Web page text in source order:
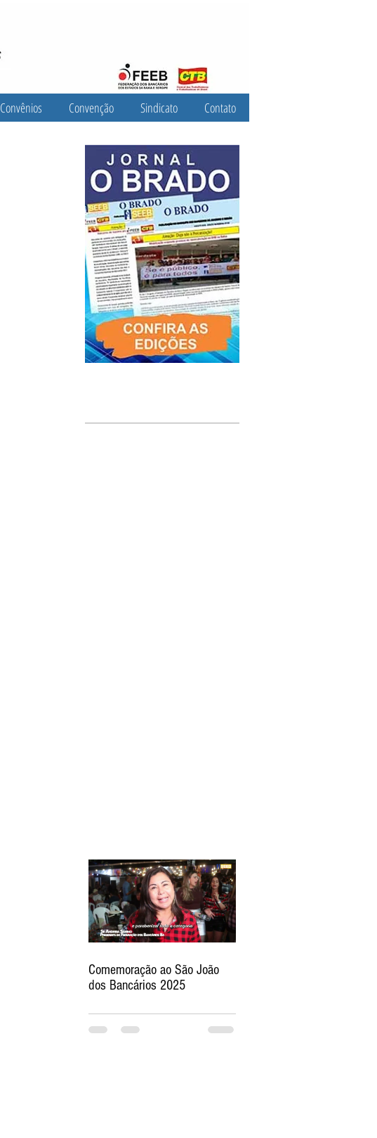
Convênios Convenção Sindicato Contato
Comemoração ao São João
dos Bancários 2025